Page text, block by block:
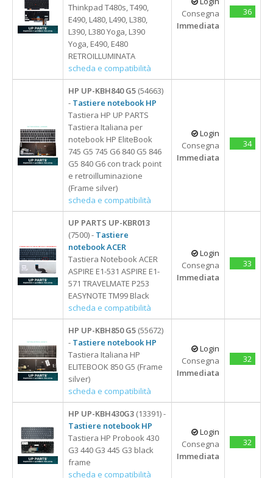
Thinkpad T480s, T490,
E490, L480, L490, L380,
L390, L380 Yoga, L390
Yoga, E490, E480
RETROILLUMINATA
scheda e compatibilità
Consegna
Immediata
36
HP UP-KBH840 G5 (54663)
- Tastiere notebook HP
Tastiera HP UP PARTS
Tastiera Italiana per
notebook HP EliteBook
745 G5 745 G6 840 G5 846
G5 840 G6 con track point
e retroilluminazione
(Frame silver)
scheda e compatibilità
Login
Consegna
Immediata
34
UP PARTS UP-KBR013
(7500) - Tastiere
notebook ACER
Tastiera Notebook ACER
ASPIRE E1-531 ASPIRE E1-
571 TRAVELMATE P253
EASYNOTE TM99 Black
scheda e compatibilità
Login
Consegna
Immediata
33
HP UP-KBH850 G5 (55672)
- Tastiere notebook HP
Tastiera Italiana HP
ELITEBOOK 850 G5 (Frame
silver)
scheda e compatibilità
Login
Consegna
Immediata
32
HP UP-KBH430G3 (13391) -
Tastiere notebook HP
Tastiera HP Probook 430
G3 440 G3 445 G3 black
frame
scheda e compatibilità
Login
Consegna
Immediata
32